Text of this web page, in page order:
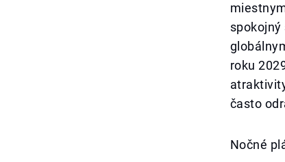
roku
často
Nočné